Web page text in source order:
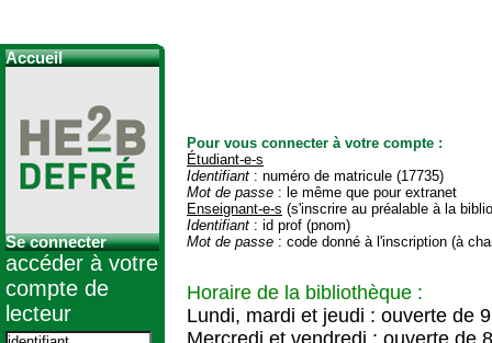
Pour vous connecter à votre compte :
Étudiant-e-s
Identifiant : numéro de matricule (17735)
Mot de passe : le même que pour extranet
Enseignant-e-s (s'inscrire au préalable à la
Identifiant : id prof (pnom)
Mot de passe : code donné à l'inscription (à
Horaire de la bibliothèque :
Lundi, mardi et jeudi : ouverte de
Mercredi et vendredi : ouverte de
Accueil
Se connecter
accéder à votre
compte de
lecteur